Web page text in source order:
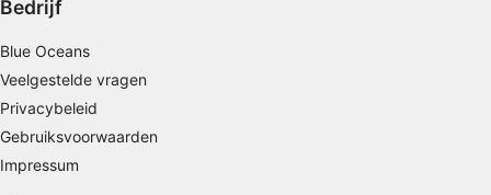
Bedrijf
Blue Oceans
Veelgestelde vragen
Privacybeleid
Gebruiksvoorwaarden
Impressum
statistieken of combinaties van gegevens uit
Diensten ontwikkelen en verbeteren
Beperkte gegevens gebruiken om content te
selecteren
Speciale functies van IAB: